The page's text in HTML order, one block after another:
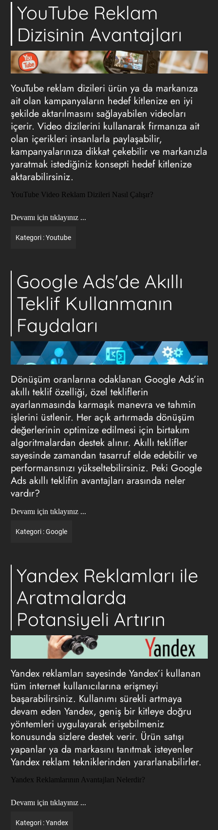
YouTube Reklam
Dizisinin Avantajları
YouTube reklam dizileri ürün ya da markanıza
ait olan kampanyaların hedef kitlenize en iyi
şekilde aktarılmasını sağlayabilen videoları
içerir. Video dizilerini kullanarak firmanıza ait
olan içerikleri insanlarla paylaşabilir,
kampanyalarınıza dikkat çekebilir ve markanızla
yaratmak istediğiniz konsepti hedef kitlenize
aktarabilirsiniz.
YouTube Video Reklam Dizileri Nasıl Çalışır?
Devamı için tıklayınız ...
Kategori :Youtube
Google Ads'de Akıllı
Teklif Kullanmanın
Faydaları
Dönüşüm oranlarına odaklanan Google Ads’in
akıllı teklif özelliği, özel tekliflerin
ayarlanmasında karmaşık manevra ve tahmin
işlerini üstlenir. Her açık artırmada dönüşüm
değerlerinin optimize edilmesi için birtakım
algoritmalardan destek alınır. Akıllı teklifler
sayesinde zamandan tasarruf elde edebilir ve
performansınızı yükseltebilirsiniz. Peki Google
Ads akıllı teklifin avantajları arasında neler
vardır?
Devamı için tıklayınız ...
Kategori :Google
Yandex Reklamları ile
Aratmalarda
Potansiyeli Artırın
Yandex reklamları sayesinde Yandex’i kullanan
tüm internet kullanıcılarına erişmeyi
başarabilirsiniz. Kullanımı sürekli artmaya
devam eden Yandex, geniş bir kitleye doğru
yöntemleri uygulayarak erişebilmeniz
konusunda sizlere destek verir. Ürün satışı
yapanlar ya da markasını tanıtmak isteyenler
Yandex reklam tekniklerinden yararlanabilirler.
Yandex Reklamlarının Avantajları Nelerdir?
Devamı için tıklayınız ...
Kategori :Yandex